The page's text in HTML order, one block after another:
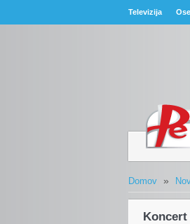
Televizija
Domov »